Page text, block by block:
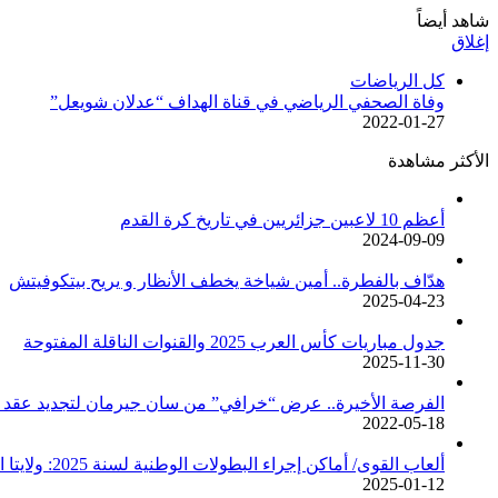
شاهد أيضاً
إغلاق
كل الرياضات
وفاة الصحفي الرياضي في قناة الهداف “عدلان شويعل”
2022-01-27
الأكثر مشاهدة
أعظم 10 لاعبين جزائريين في تاريخ كرة القدم
2024-09-09
هدّاف بالفطرة.. أمين شياخة يخطف الأنظار و يريح بيتكوفيتش
2025-04-23
جدول مباريات كأس العرب 2025 والقنوات الناقلة المفتوحة
2025-11-30
الفرصة الأخيرة.. عرض “خرافي” من سان جيرمان لتجديد عقد
2022-05-18
ألعاب القوى/ أماكن إجراء البطولات الوطنية لسنة 2025: ولايتا الجزائر وبجاية تحتضنان أغلبية المسابقات /اتحادية/
2025-01-12